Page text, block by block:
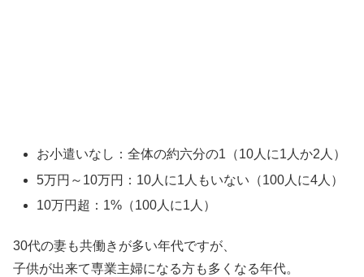
お小遣いなし：全体の約六分の1（10人に1人か2人）
5万円～10万円：10人に1人もいない（100人に4人）
10万円超：1%（100人に1人）
30代の妻も共働きが多い年代ですが、
子供が出来て専業主婦になる方も多くなる年代。